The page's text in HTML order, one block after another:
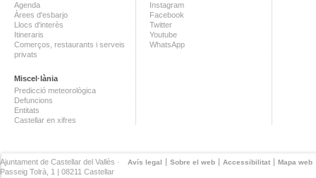
Agenda
Àrees d'esbarjo
Llocs d'interès
Itineraris
Comerços, restaurants i serveis
privats
Miscel·lània
Predicció meteorològica
Defuncions
Entitats
Castellar en xifres
Instagram
Facebook
Twitter
Youtube
WhatsApp
Avís legal Sobre el web Accessibilitat Mapa web
Ajuntament de Castellar del Vallès ·
Passeig Tolrà, 1 | 08211 Castellar